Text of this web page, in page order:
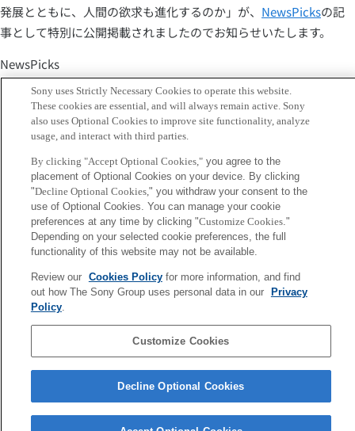
発展とともに、人間の欲求も進化するのか」が、 NewsPicksの記
事として特別に公開掲載されましたのでお知らせいたします。
NewsPicks
業界別：2019年大予測 人間の欲求 （2019年1月13日）
「テクノロジーが発展する未来。人間の欲求は変わるのか。」
Back to Index
会社概要 アクセス ご利用条件 プライバシーポリシー
Copyright ©1994–2026 Sony Computer Science Laboratories, Inc.,
Sony uses Strictly Necessary Cookies to operate this website.
These cookies are essential, and will always remain active. Sony
also uses Optional Cookies to improve site functionality, analyze
usage, and interact with third parties.
By clicking "Accept Optional Cookies,"you agree to the
placement of Optional Cookies on your device. By clicking
"Decline Optional Cookies," you withdraw your consent to the
use of Optional Cookies. You can manage your cookie
preferences at any time by clicking "Customize Cookies."
Depending on your selected cookie preferences, the full
functionality of this website may not be available.
Review our Cookies Policyfor more information, and find
out how The Sony Group uses personal data in our
Privacy
Policy.
Customize Cookies
Decline Optional Cookies